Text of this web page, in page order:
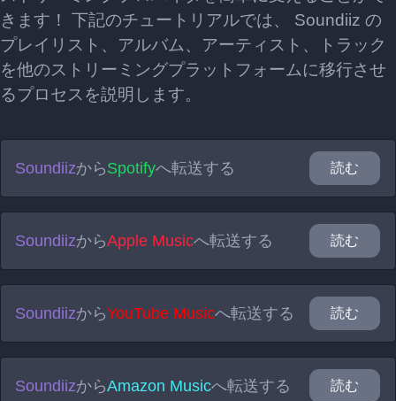
きます！ 下記のチュートリアルでは、 Soundiiz の
プレイリスト、アルバム、アーティスト、トラック
を他のストリーミングプラットフォームに移行させ
るプロセスを説明します。
SoundiizからSpotifyへ転送する 読む
SoundiizからApple Musicへ転送する 読む
SoundiizからYouTube Musicへ転送する 読む
SoundiizからAmazon Musicへ転送する 読む